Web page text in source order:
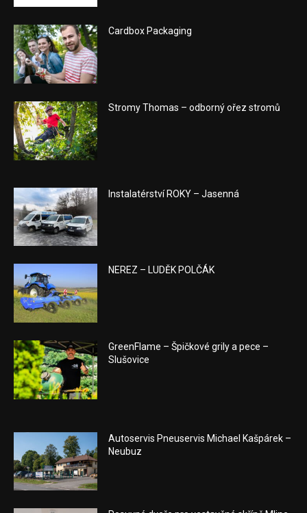
Cardbox Packaging
Stromy Thomas – odborný ořez stromů
Instalatérství ROKY – Jasenná
NEREZ – LUDĚK POLČÁK
GreenFlame – Špičkové grily a pece –
Slušovice
Autoservis Pneuservis Michael Kašpárek –
Neubuz